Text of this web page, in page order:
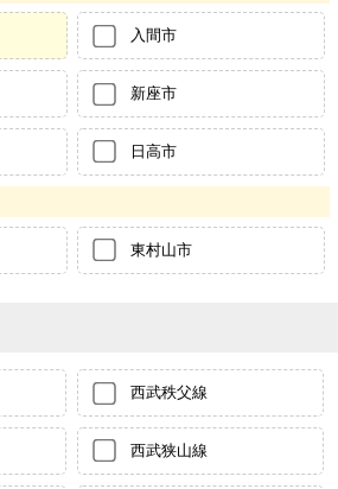
入間市
新座市
日高市
東村山市
西武秩父線
西武狭山線